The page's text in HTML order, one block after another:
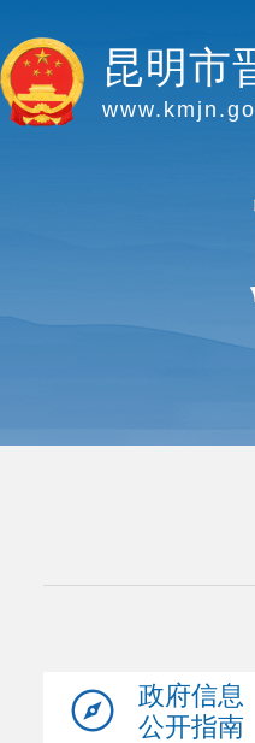
昆明市
政府信息
公开指南